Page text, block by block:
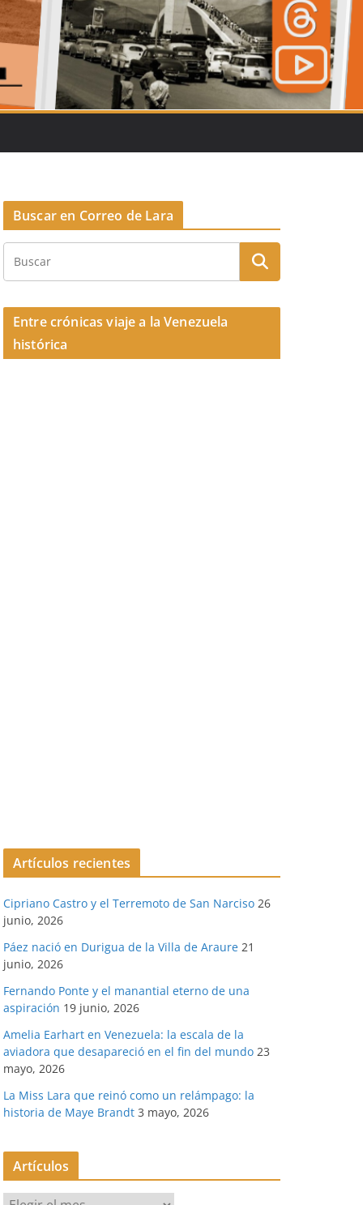
Buscar en Correo de Lara
Entre crónicas viaje a la Venezuela
histórica
Artículos recientes
Cipriano Castro y el Terremoto de San Narciso 26
junio, 2026
Páez nació en Durigua de la Villa de Araure 21
junio, 2026
Fernando Ponte y el manantial eterno de una
aspiración 19 junio, 2026
Amelia Earhart en Venezuela: la escala de la
aviadora que desapareció en el fin del mundo 23
mayo, 2026
La Miss Lara que reinó como un relámpago: la
historia de Maye Brandt 3 mayo, 2026
Artículos